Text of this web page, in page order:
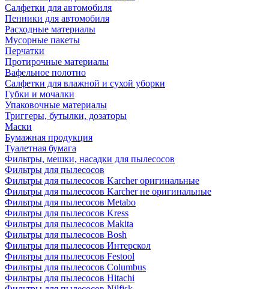
Салфетки для автомобиля
Пенники для автомобиля
Расходные материалы
Мусорные пакеты
Перчатки
Протирочные материалы
Вафельное полотно
Салфетки для влажной и сухой уборки
Губки и мочалки
Упаковочные материалы
Триггеры, бутылки, дозаторы
Маски
Бумажная продукция
Туалетная бумага
Фильтры, мешки, насадки для пылесосов
Фильтры для пылесосов
Фильтры для пылесосов Karcher оригинальные
Фильтры для пылесосов Karcher не оригинальные
Фильтры для пылесосов Metabo
Фильтры для пылесосов Kress
Фильтры для пылесосов Makita
Фильтры для пылесосов Bosh
Фильтры для пылесосов Интерскол
Фильтры для пылесосов Festool
Фильтры для пылесосов Columbus
Фильтры для пылесосов Hitachi